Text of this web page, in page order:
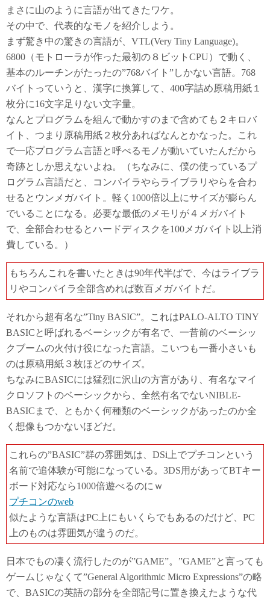
まさに山のように言語が出てきたワケ。
その中で、代表的なモノを紹介しよう。
まず驚き中の驚きの言語が、VTL(Very Tiny Language)。
6800（モトローラが作った最初の８ビットCPU）で動く、
基本のルーチンがたったの”768バイト”しかない言語。768
バイトっていうと、漢字に換算して、400字詰め原稿用紙１
枚分に16文字足りない文字量。
なんとプログラムを組んで動かすのまで含めても２キロバ
イト、つまり原稿用紙２枚分あればなんとかなった。これ
で一応プログラム言語と呼べるモノが動いていたんだから
奇跡としか思えないよね。（ちなみに、僕の使っているプ
ログラム言語だと、コンパイラやらライブラリやらを合わ
せるとウンメガバイト。軽く1000倍以上にサイズが膨らん
でいることになる。必要な最低のメモリが４メガバイト
で、全部合わせるとハードディスクを100メガバイト以上消
費している。）
もちろんこれを書いたときは90年代半ばで、今はライブラ
リやコンパイラ全部含めれば数百メガバイトだ。
それから超有名な”Tiny BASIC”。これはPALO-ALTO TINY
BASICと呼ばれるベーシックが有名で、一昔前のベーシッ
クブームの火付け役になった言語。こいつも一番小さいも
のは原稿用紙３枚ほどのサイズ。
ちなみにBASICには猛烈に沢山の方言があり、有名なマイ
クロソフトのベーシックから、全然有名でないNIBLE-
BASICまで、ともかく何種類のベーシックがあったのか全
く想像もつかないほどだ。
これらの”BASIC”群の雰囲気は、DSi上でプチコンという
名前で追体験が可能になっている。3DS用があってBTキー
ボード対応なら1000倍遊べるのにｗ
プチコンのweb
似たような言語はPC上にもいくらでもあるのだけど、PC
上のものは雰囲気が違うのだ。
日本でもの凄く流行したのが”GAME”。”GAME”と言っても
ゲームじゃなくて”General Algorithmic Micro Expressions”の略
で、BASICの英語の部分を全部記号に置き換えたような代